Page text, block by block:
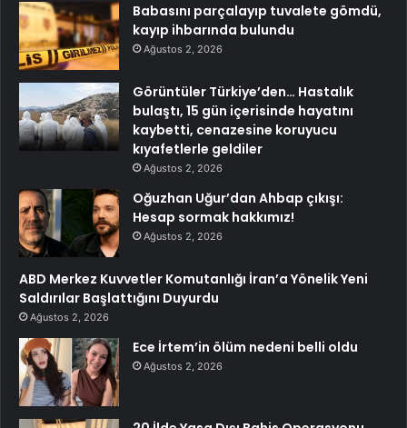
Babasını parçalayıp tuvalete gömdü,
kayıp ihbarında bulundu
Ağustos 2, 2026
Görüntüler Türkiye’den… Hastalık
bulaştı, 15 gün içerisinde hayatını
kaybetti, cenazesine koruyucu
kıyafetlerle geldiler
Ağustos 2, 2026
Oğuzhan Uğur’dan Ahbap çıkışı:
Hesap sormak hakkımız!
Ağustos 2, 2026
ABD Merkez Kuvvetler Komutanlığı İran’a Yönelik Yeni
Saldırılar Başlattığını Duyurdu
Ağustos 2, 2026
Ece İrtem’in ölüm nedeni belli oldu
Ağustos 2, 2026